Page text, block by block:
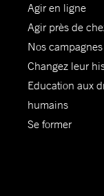
Agir en ligne
Agir près de
Nos campagnes
Changez leur
Education aux
humains
Se former